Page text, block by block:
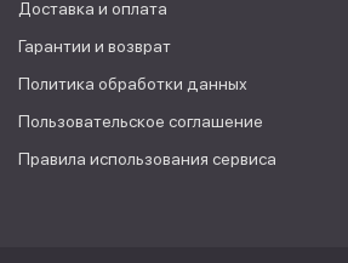
Доставка и оплата
Гарантии и возврат
Политика обработки данных
Пользовательское соглашение
Правила использования сервиса